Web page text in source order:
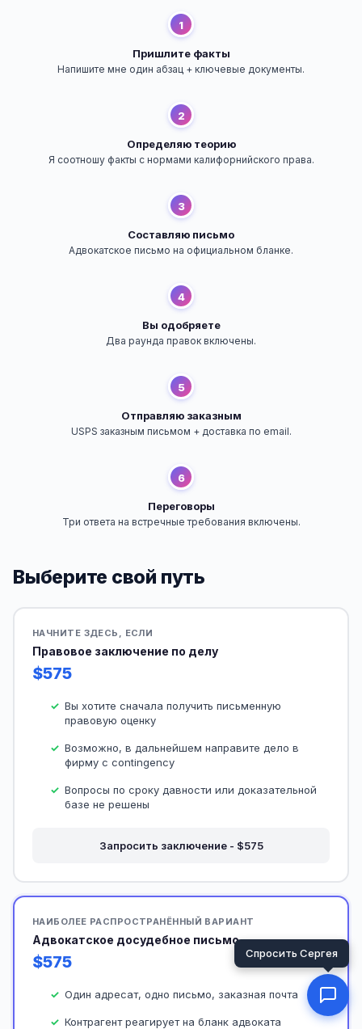
1
Пришлите факты
Напишите мне один абзац + ключевые документы.
2
Определяю теорию
Я соотношу факты с нормами калифорнийского права.
3
Составляю письмо
Адвокатское письмо на официальном бланке.
4
Вы одобряете
Два раунда правок включены.
5
Отправляю заказным
USPS заказным письмом + доставка по email.
6
Переговоры
Три ответа на встречные требования включены.
Выберите свой путь
НАЧНИТЕ ЗДЕСЬ, ЕСЛИ
Правовое заключение по делу
$575
Вы хотите сначала получить письменную
правовую оценку
Возможно, в дальнейшем направите дело в
фирму с contingency
Вопросы по сроку давности или доказательной
базе не решены
Запросить заключение - $575
НАИБОЛЕЕ РАСПРОСТРАНЁННЫЙ ВАРИАНТ
Адвокатское досудебное письмо
$575
Один адресат, одно письмо, заказная почта
Контрагент реагирует на бланк адвоката